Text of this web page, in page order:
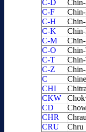
C-D
C-F
C-H
C-K
C-M
C-O
C-T
C-Z
C
CHI
CKW
CD
CHR
Chrau
CRU
Chru